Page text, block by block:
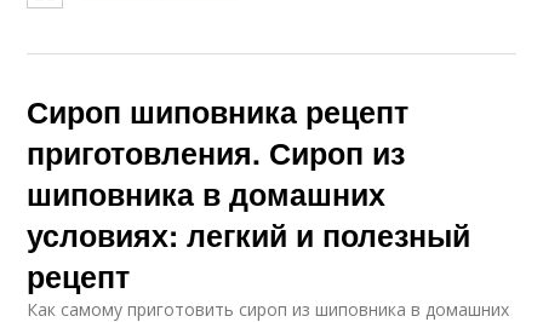
Сироп шиповника рецепт
приготовления. Сироп из
шиповника в домашних
условиях: легкий и полезный
рецепт
Как самому приготовить сироп из шиповника в домашних